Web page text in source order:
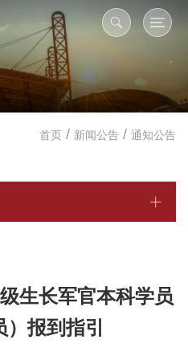
首页 / 新闻公告 / 通知公告
生长军官本科学员
）报到指引